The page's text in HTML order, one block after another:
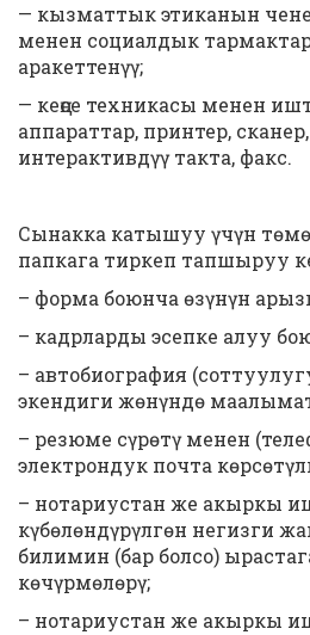
— кызматтык этиканын
менен социалдык
аракеттенүү;
— кеңсе техникасы менен
аппараттар, принтер,
интерактивдүү такта, факс.
Сынакка катышуу үчүн
папкага тиркеп тапшыруу
– форма боюнча өзүнүн
– кадрларды эсепке алуу
– автобиография
экендиги жөнүндө
– резюме сүрөтү менен
электрондук почта
– нотариустан же акыркы
күбөлөндүрүлгөн негизги
билимин (бар болсо)
көчүрмөлөрү;
– нотариустан же акыркы